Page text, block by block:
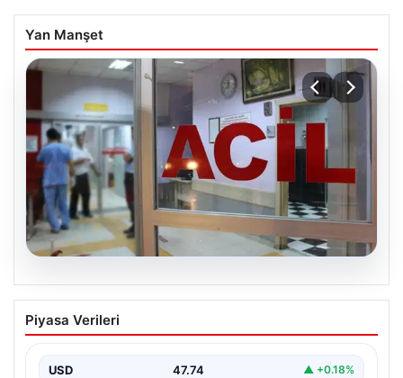
Yan Manşet
Ambulans ile otomobil çarpıştı: 3’ü
sağlık çalışanı 5 yaralı
Piyasa Verileri
USD 47.74 ▲ +0.18%